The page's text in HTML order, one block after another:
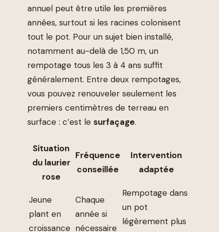
annuel peut être utile les premières
années, surtout si les racines colonisent
tout le pot. Pour un sujet bien installé,
notamment au-delà de 1,50 m, un
rempotage tous les 3 à 4 ans suffit
généralement. Entre deux rempotages,
vous pouvez renouveler seulement les
premiers centimètres de terreau en
surface : c’est le surfaçage.
Situation
du laurier
rose
Fréquence
conseillée
Intervention
adaptée
Jeune
plant en
croissance
Chaque
année si
nécessaire
Rempotage dans
un pot
légèrement plus